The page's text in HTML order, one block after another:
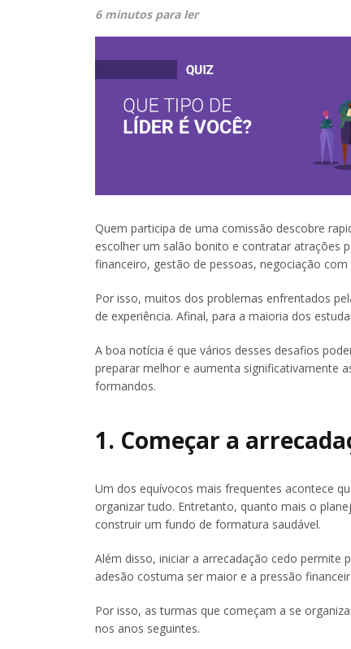
6 minutos para ler
Quem participa de uma comissão descobre
escolher um salão bonito e contratar atrações
financeiro, gestão de pessoas, negociação
Por isso, muitos dos problemas enfrentados
de experiência. Afinal, para a maioria dos
A boa notícia é que vários desses desafios
preparar melhor e aumenta significativamente
formandos.
1. Começar a
Um dos equívocos mais frequentes acontece
organizar tudo. Entretanto, quanto mais o
construir um fundo de formatura saudável.
Além disso, iniciar a arrecadação cedo permite
adesão costuma ser maior e a pressão
Por isso, as turmas que começam a se
nos anos seguintes.